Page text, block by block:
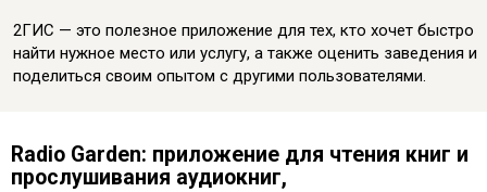
2ГИС — это полезное приложение для тех, кто хочет быстро
найти нужное место или услугу, а также оценить заведения и
поделиться своим опытом с другими пользователями.
Radio Garden: приложение для чтения книг и
прослушивания аудиокниг,